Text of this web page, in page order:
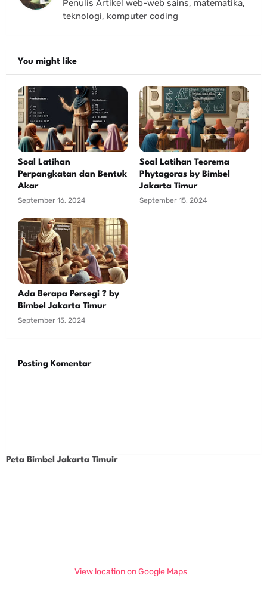
Penulis Artikel web-web sains, matematika,
teknologi, komputer coding
You might like
Soal Latihan
Perpangkatan dan Bentuk
Akar
September 16, 2024
Soal Latihan Teorema
Phytagoras by Bimbel
Jakarta Timur
September 15, 2024
Ada Berapa Persegi ? by
Bimbel Jakarta Timur
September 15, 2024
Posting Komentar
Peta Bimbel Jakarta Timuir
View location on Google Maps